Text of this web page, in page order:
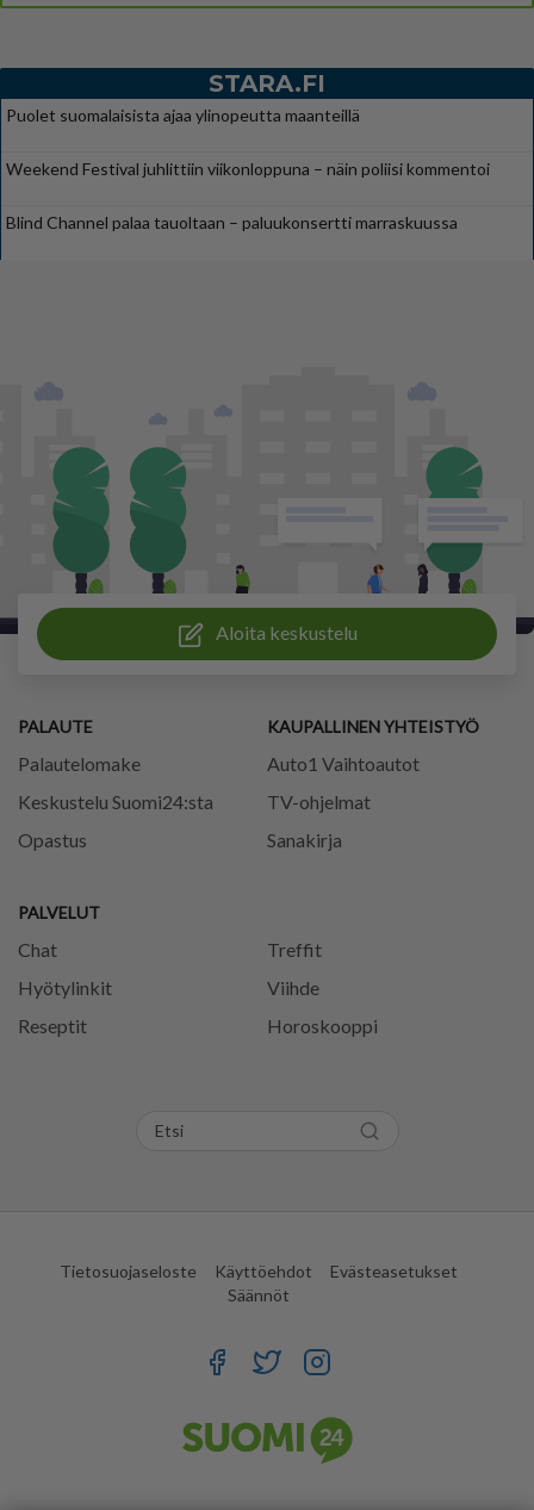
STARA.FI
Puolet suomalaisista ajaa ylinopeutta maanteillä
Weekend Festival juhlittiin viikonloppuna – näin poliisi kommentoi
Blind Channel palaa tauoltaan – paluukonsertti marraskuussa
Aloita keskustelu
PALAUTE
Palautelomake
Keskustelu Suomi24:sta
Opastus
PALVELUT
Chat
Treffit
Hyötylinkit
Viihde
Reseptit
Horoskooppi
KAUPALLINEN YHTEISTYÖ
Auto1 Vaihtoautot
TV-ohjelmat
Sanakirja
Tietosuojaseloste Käyttöehdot
Evästeasetukset
Säännöt